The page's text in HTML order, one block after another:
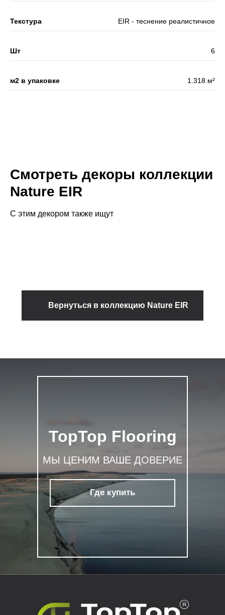
Текстура EIR - теснение реалистичное
Шт 6
м2 в упаковке 1.318 м²
Смотреть декоры коллекции
Nature EIR
С этим декором также ищут
Вернуться в коллекцию Nature EIR
TopTop Flooring
МЫ ЦЕНИМ ВАШЕ ДОВЕРИЕ
Где купить